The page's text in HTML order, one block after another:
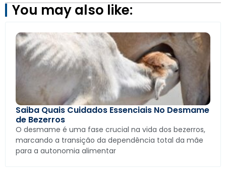
You may also like:
Saiba Quais Cuidados Essenciais No Desmame
de Bezerros
O desmame é uma fase crucial na vida dos bezerros,
marcando a transição da dependência total da mãe
para a autonomia alimentar